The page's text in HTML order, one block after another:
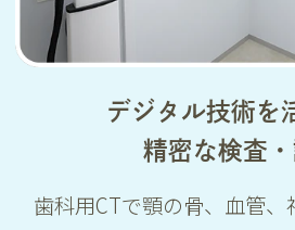
デジタル技術を
精密な検査
歯科用CTで顎の骨、血管